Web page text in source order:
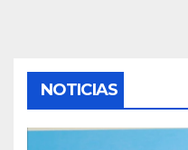
NOTICIAS